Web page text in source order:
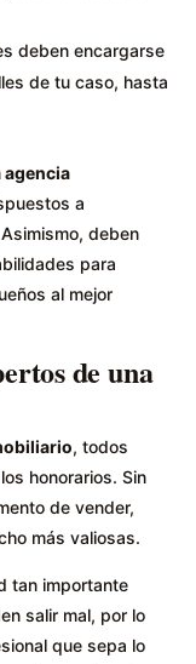
deben encargarse
de tu caso, hasta
agencia
a
deben
para
al mejor
de una
, todos
honorarios. Sin
de vender,
más valiosas.
tan importante
salir mal, por lo
que sepa lo